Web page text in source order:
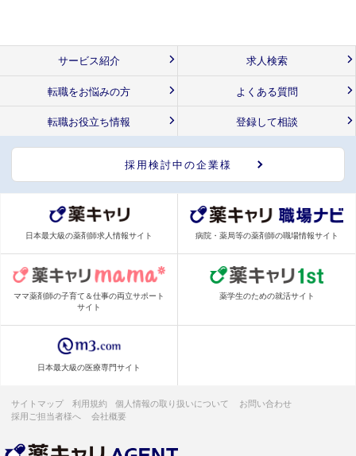
サービス紹介 求人検索
転職をお悩みの方 よくある質問
転職お役立ち情報 登録して相談
採用検討中の企業様
日本最大級の薬剤師求人情報サイト 病院・薬局等の薬剤師の職場情報サイト
ママ薬剤師の子育て＆仕事の両立サポート
サイト
薬学生のための就活サイト
日本最大級の医療専門サイト
サイトマップ 利用規約 個人情報の取り扱いについて
お問い合わせ
採用ご担当者様へ
会社概要